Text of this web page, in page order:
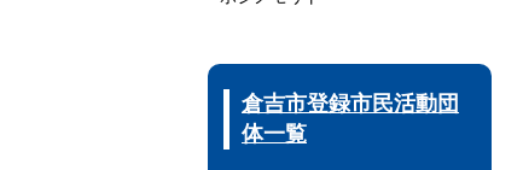
倉吉市登録市民活動団
体一覧